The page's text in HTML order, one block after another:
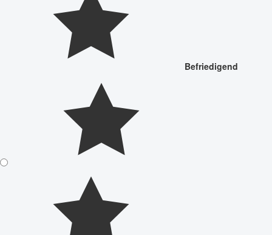
Befriedigend